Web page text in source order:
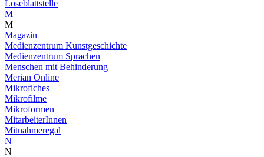
Loseblattstelle
M
M
Magazin
Medienzentrum Kunstgeschichte
Medienzentrum Sprachen
Menschen mit Behinderung
Merian Online
Mikrofiches
Mikrofilme
Mikroformen
MitarbeiterInnen
Mitnahmeregal
N
N